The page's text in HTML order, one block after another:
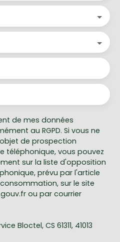
de mes données
au RGPD. Si vous ne
de prospection
téléphonique, vous pouvez
sur la liste d'opposition
prévu par l'article
sur le site
ou par courrier
Bloctel, CS 61311, 41013